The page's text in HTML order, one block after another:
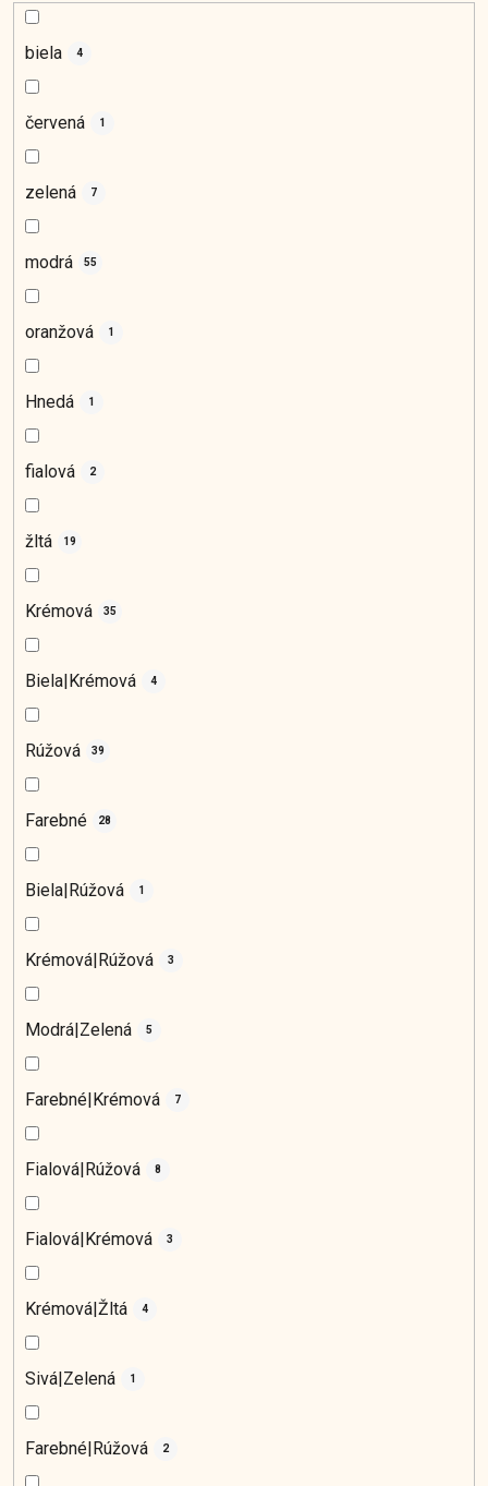
biela 4
červená 1
zelená 7
modrá 55
oranžová 1
Hnedá 1
fialová 2
žltá 19
Krémová 35
Biela|Krémová 4
Rúžová 39
Farebné 28
Biela|Rúžová 1
Krémová|Rúžová 3
Modrá|Zelená 5
Farebné|Krémová 7
Fialová|Rúžová 8
Fialová|Krémová 3
Krémová|Žltá 4
Sivá|Zelená 1
Farebné|Rúžová 2